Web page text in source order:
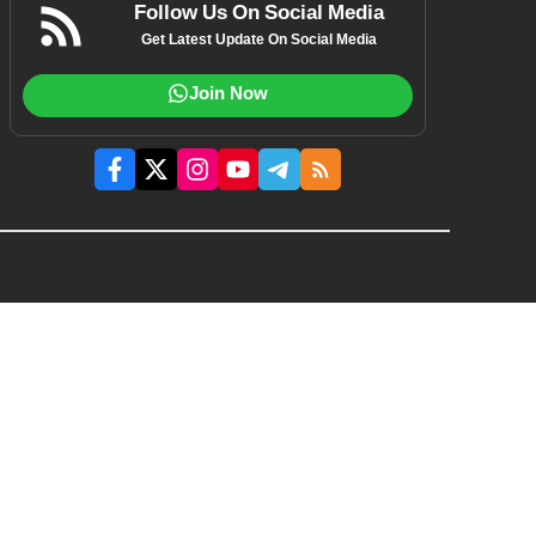
Follow Us On Social Media
Get Latest Update On Social Media
Join Now